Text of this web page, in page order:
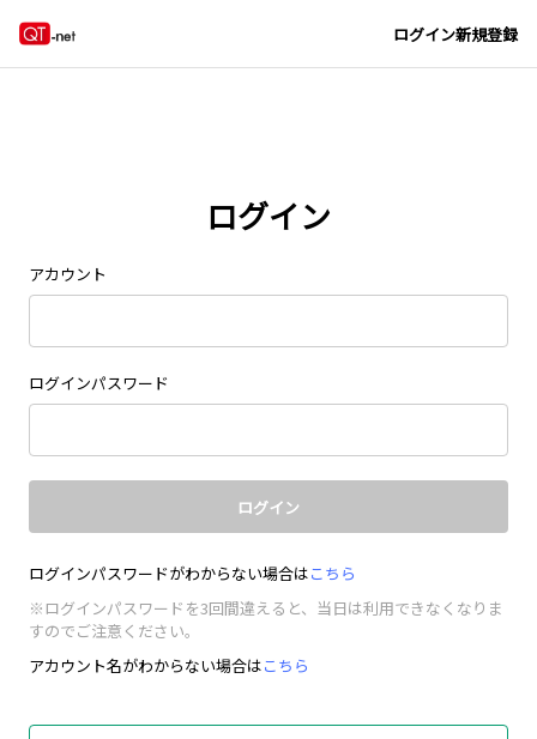
ログイン新規登録
ログイン
アカウント
ログインパスワード
ログイン
ログインパスワードがわからない場合はこちら
※ログインパスワードを3回間違えると、当日は利用できなくなりま
すのでご注意ください。
アカウント名がわからない場合はこちら